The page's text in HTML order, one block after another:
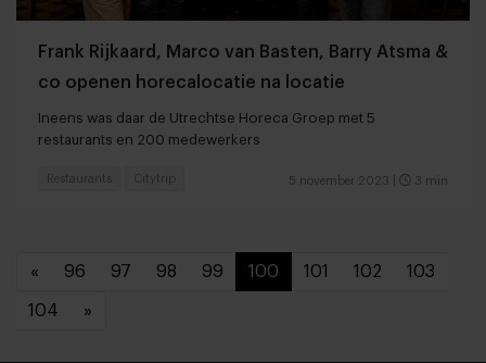
Frank Rijkaard, Marco van Basten, Barry Atsma &
co openen horecalocatie na locatie
Ineens was daar de Utrechtse Horeca Groep met 5
restaurants en 200 medewerkers
5 november 2023 3 min
Restaurants Citytrip
« 96 97 98 99 100 101 102 103
104 »